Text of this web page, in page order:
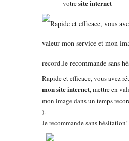
votresite internet
Rapide et efficace, vous avez
mon site internet, mettre en
mon image dans un temps
).
Je recommande sans hésitation!